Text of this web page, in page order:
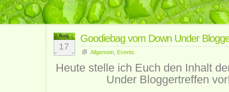
Aug.
17
Goodiebag vom Down Under
Allgemein Events
Heute stelle ich Euch den Inhalt
Under Bloggertreffen